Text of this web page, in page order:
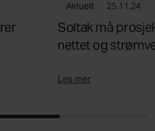
Aktuelt 25.11.24
Soltak må
nettet og
Les mer